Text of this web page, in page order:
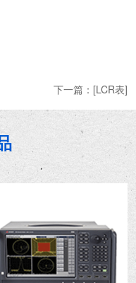
下一篇： [LCR表]